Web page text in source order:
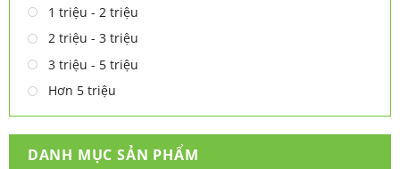
1 triệu - 2 triệu
2 triệu - 3 triệu
3 triệu - 5 triệu
Hơn 5 triệu
DANH MỤC SẢN PHẨM